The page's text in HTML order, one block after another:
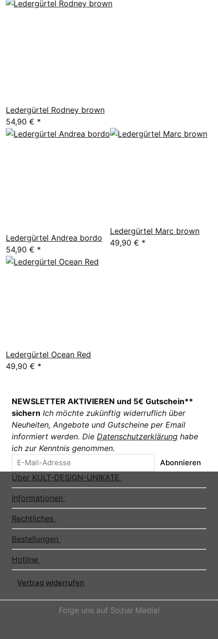
Ledergürtel Rodney brown
54,90 € *
Ledergürtel Andrea bordo
54,90 € *
Ledergürtel Marc brown
49,90 € *
Ledergürtel Ocean Red
49,90 € *
NEWSLETTER AKTIVIEREN und 5€ Gutschein**
sichern Ich möchte zukünftig widerruflich über
Neuheiten, Angebote und Gutscheine per Email
informiert werden. Die Datenschutzerklärung habe
ich zur Kenntnis genommen.
Abonnieren
Über KULT-DESIGN-UNIKATE
Informationen
Rechtliches
Bestellungen
Hotline
Vertrag widerrufen
Folge uns auf Sozial Media!